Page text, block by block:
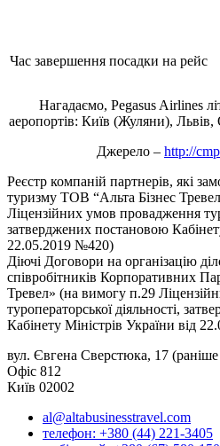
Час завершення посадки на рейс
Нагадаємо, Pegasus Airlines
аеропортів: Київ (Жуляни), Львів,
Джерело – http://
Реєстр компаній партнерів, які
туризму ТОВ “Альта Бізнес
Ліцензійних умов провадження
затверджених постановою
22.05.2019 №420)
Діючі Договори на організацію
співробітників Корпоративних
Тревел» (на вимогу п.29
туроператорської діяльності,
Кабінету Міністрів України від
вул. Євгена Сверстюка, 17
Офіс 812
Київ 02002
al@altabusinesstravel.com
телефон: +380 (44) 221-3405